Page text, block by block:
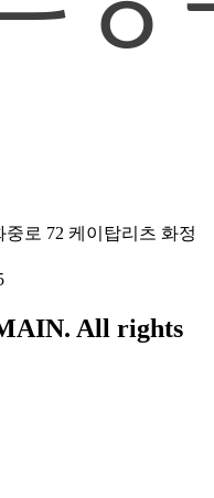
로 72 케이탑리츠 화정
All rights